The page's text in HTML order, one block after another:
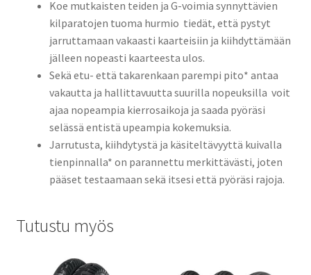
Koe mutkaisten teiden ja G-voimia synnyttävien
kilparatojen tuoma hurmio  tiedät, että pystyt
jarruttamaan vakaasti kaarteisiin ja kiihdyttämään
jälleen nopeasti kaarteesta ulos.
Sekä etu- että takarenkaan parempi pito* antaa
vakautta ja hallittavuutta suurilla nopeuksilla  voit
ajaa nopeampia kierrosaikoja ja saada pyöräsi
selässä entistä upeampia kokemuksia.
Jarrutusta, kiihdytystä ja käsiteltävyyttä kuivalla
tienpinnalla* on parannettu merkittävästi, joten
pääset testaamaan sekä itsesi että pyöräsi rajoja.
Tutustu myös